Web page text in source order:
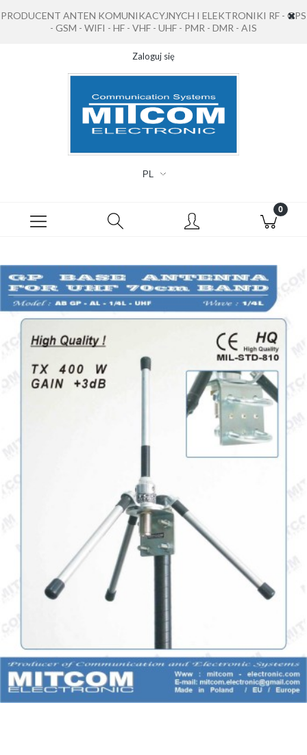
PRODUCENT ANTEN KOMUNIKACYJNYCH I ELEKTRONIKI RF - GPS
- GSM - WIFI - HF - VHF - UHF - PMR - DMR - AIS
Zaloguj się